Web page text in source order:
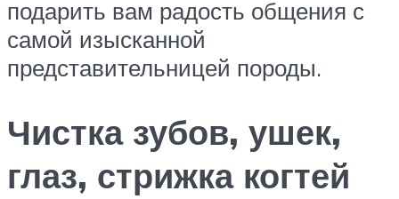
подарить вам радость общения с
самой изысканной
представительницей породы.
Чистка зубов, ушек,
глаз, стрижка когтей